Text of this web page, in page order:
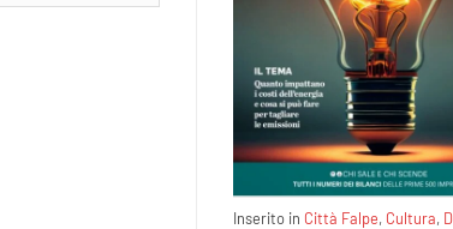
Inserito in Città Falpe, Cultura,